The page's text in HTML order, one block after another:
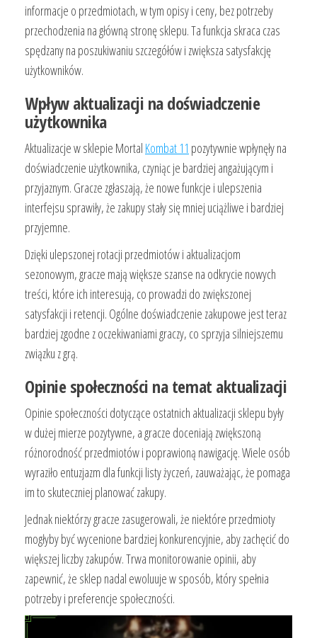
informacje o przedmiotach, w tym opisy i ceny, bez potrzeby
przechodzenia na główną stronę sklepu. Ta funkcja skraca czas
spędzany na poszukiwaniu szczegółów i zwiększa satysfakcję
użytkowników.
Wpływ aktualizacji na doświadczenie
użytkownika
Aktualizacje w sklepie Mortal Kombat 11 pozytywnie wpłynęły na
doświadczenie użytkownika, czyniąc je bardziej angażującym i
przyjaznym. Gracze zgłaszają, że nowe funkcje i ulepszenia
interfejsu sprawiły, że zakupy stały się mniej uciążliwe i bardziej
przyjemne.
Dzięki ulepszonej rotacji przedmiotów i aktualizacjom
sezonowym, gracze mają większe szanse na odkrycie nowych
treści, które ich interesują, co prowadzi do zwiększonej
satysfakcji i retencji. Ogólne doświadczenie zakupowe jest teraz
bardziej zgodne z oczekiwaniami graczy, co sprzyja silniejszemu
związku z grą.
Opinie społeczności na temat aktualizacji
Opinie społeczności dotyczące ostatnich aktualizacji sklepu były
w dużej mierze pozytywne, a gracze doceniają zwiększoną
różnorodność przedmiotów i poprawioną nawigację. Wiele osób
wyraziło entuzjazm dla funkcji listy życzeń, zauważając, że pomaga
im to skuteczniej planować zakupy.
Jednak niektórzy gracze zasugerowali, że niektóre przedmioty
mogłyby być wycenione bardziej konkurencyjnie, aby zachęcić do
większej liczby zakupów. Trwa monitorowanie opinii, aby
zapewnić, że sklep nadal ewoluuje w sposób, który spełnia
potrzeby i preferencje społeczności.